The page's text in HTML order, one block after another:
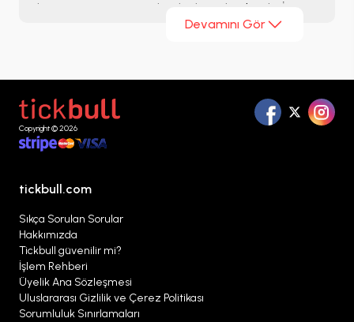
deneyiminin en önemli adımlarından biridir. İsviçre
sayfasında sezon boyunca listelenen
uygun alternatifleri tek bir noktadan
değerlendirebilirsiniz.
Devamını Gör
Copyright © 2026
tickbull.com
Sıkça Sorulan Sorular
Hakkımızda
Tickbull güvenilir mi?
İşlem Rehberi
Üyelik Ana Sözleşmesi
Uluslararası Gizlilik ve Çerez Politikası
Sorumluluk Sınırlamaları